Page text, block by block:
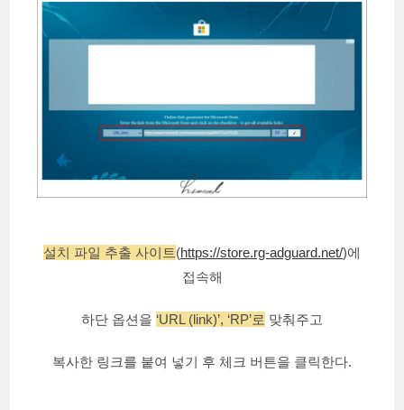
설치 파일 추출 사이트(https://store.rg-adguard.net/)에
접속해
하단 옵션을 ‘URL (link)’, ‘RP’로 맞춰주고
복사한 링크를 붙여 넣기 후 체크 버튼을 클릭한다.